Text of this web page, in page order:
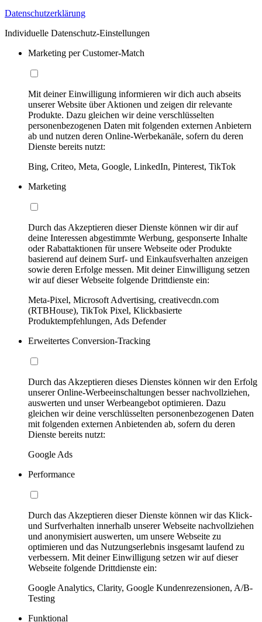
Datenschutzerklärung
Individuelle Datenschutz-Einstellungen
Marketing per Customer-Match
Mit deiner Einwilligung informieren wir dich auch abseits
unserer Website über Aktionen und zeigen dir relevante
Produkte. Dazu gleichen wir deine verschlüsselten
personenbezogenen Daten mit folgenden externen Anbietern
ab und nutzen deren Online-Werbekanäle, sofern du deren
Dienste bereits nutzt:
Bing, Criteo, Meta, Google, LinkedIn, Pinterest, TikTok
Marketing
Durch das Akzeptieren dieser Dienste können wir dir auf
deine Interessen abgestimmte Werbung, gesponserte Inhalte
oder Rabattaktionen für unsere Webseite oder Produkte
basierend auf deinem Surf- und Einkaufsverhalten anzeigen
sowie deren Erfolge messen. Mit deiner Einwilligung setzen
wir auf dieser Webseite folgende Drittdienste ein:
Meta-Pixel, Microsoft Advertising, creativecdn.com
(RTBHouse), TikTok Pixel, Klickbasierte
Produktempfehlungen, Ads Defender
Erweitertes Conversion-Tracking
Durch das Akzeptieren dieses Dienstes können wir den Erfolg
unserer Online-Werbeeinschaltungen besser nachvollziehen,
auswerten und unser Werbeangebot optimieren. Dazu
gleichen wir deine verschlüsselten personenbezogenen Daten
mit folgenden externen Anbietenden ab, sofern du deren
Dienste bereits nutzt:
Google Ads
Performance
Durch das Akzeptieren dieser Dienste können wir das Klick-
und Surfverhalten innerhalb unserer Webseite nachvollziehen
und anonymisiert auswerten, um unsere Webseite zu
optimieren und das Nutzungserlebnis insgesamt laufend zu
verbessern. Mit deiner Einwilligung setzen wir auf dieser
Webseite folgende Drittdienste ein:
Google Analytics, Clarity, Google Kundenrezensionen, A/B-
Testing
Funktional